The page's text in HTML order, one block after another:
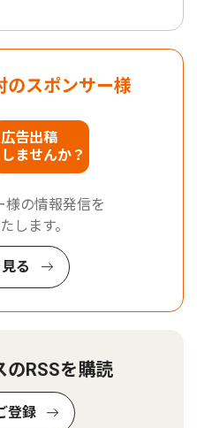
のスポンサー様
広告出稿
しませんか？
様の情報発信を
します。
る
のRSSを購読
登録